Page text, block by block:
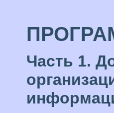
Часть 1.